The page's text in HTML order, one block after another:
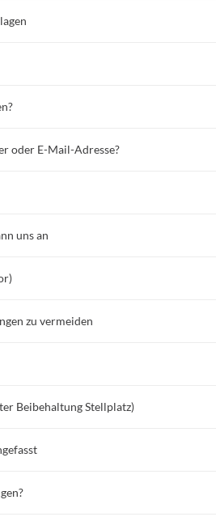
oder E-Mail-Adresse?
uns an
zu vermeiden
Beibehaltung Stellplatz)